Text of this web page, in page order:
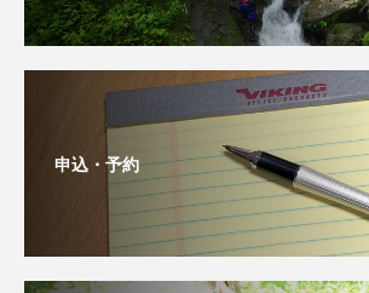
申込・予約